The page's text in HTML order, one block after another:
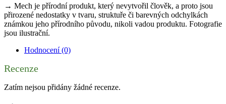
→ Mech je přírodní produkt, který nevytvořil člověk, a proto jsou
přirozené nedostatky v tvaru, struktuře či barevných odchylkách
známkou jeho přírodního původu, nikoli vadou produktu. Fotografie
jsou ilustrační.
Hodnocení (0)
Recenze
Zatím nejsou přidány žádné recenze.